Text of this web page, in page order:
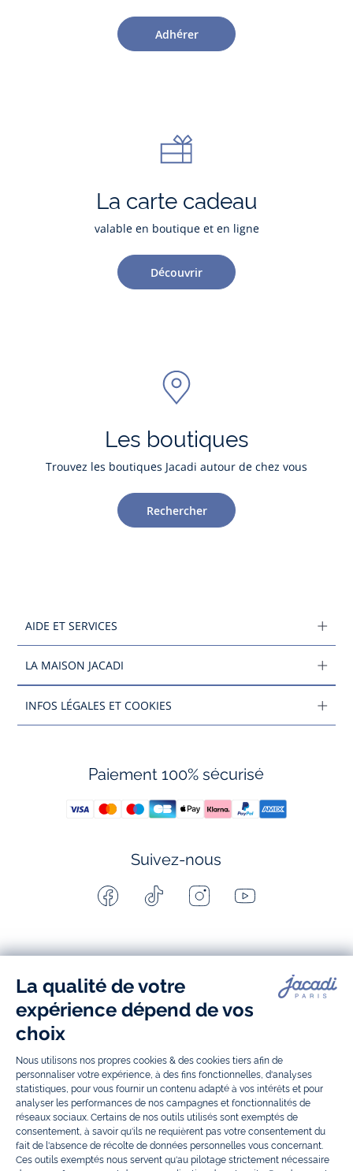
Adhérer
La carte cadeau
valable en boutique et en ligne
Découvrir
Les boutiques
Trouvez les boutiques Jacadi autour de chez vous
Rechercher
AIDE ET SERVICES
LA MAISON JACADI
INFOS LÉGALES ET COOKIES
Paiement 100% sécurisé
Suivez-nous
Facebook
Paris
Tiktok
Paris
Instagram
Paris
Youtube
Paris
vêtements etchaussures
, à la fois élégants et intemporels. Retrouvez,
entre autres, nos collections de body, blouse et combinaison pour les
nouveaux-nés
, de t-shirt, pull et short pour les
et de pantalons,
chaussettes et accessoires pour les enfantsde 1 mois à 12 ans.
Découvrez nos collections mode et tendance pour filles et garçons.
Grâce àJacadi Seconde Vie
trouvez des idéescadeaux de Noël. Un heureux événement est arrivé ?
Retrouvez nos idéescadeaux de naissance, ainsi que lemobilier
Bénéficiez également de prix réduits avec nos collections spéciales de
vêtements enfants en soldeset de notrecollection Outlettoute l’année.
Guettez lespromotions Prix Doux, une opération spéciale Jacadi avec
des vêtements enfant à prix tout ronds. Adhérez au programme de
Fidélité Jacadi afin de profiter desventes privées. Retrouvez la collection
Les Essentielset ses vêtements emblématiques aux couleurs de la
marque, la collectionReflexaux vêtements originaux et ludiques avec